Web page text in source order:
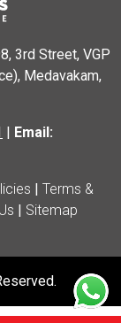
3rd Street, VGP
Medavakam,
| Email:
| Terms &
| Sitemap